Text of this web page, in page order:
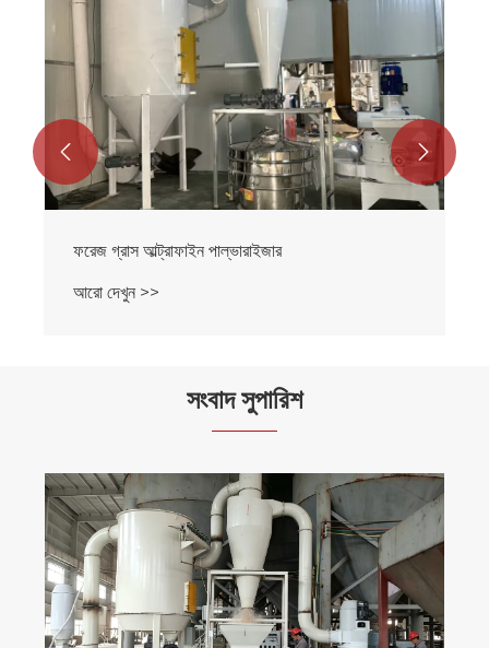
ফরেজ গ্রাস আল্ট্রাফাইন পাল্ভারাইজার
আরো দেখুন >>
 
সংবাদ সুপারিশ